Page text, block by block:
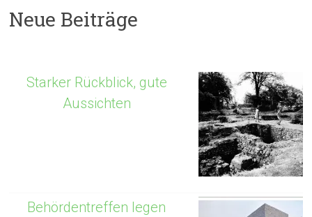
Neue Beiträge
Starker Rückblick, gute
Aussichten
Behördentreffen legen